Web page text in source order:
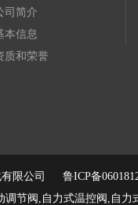
司简介
本信息
质和荣誉
有限公司
鲁ICP备
节阀,自力式温控阀,自